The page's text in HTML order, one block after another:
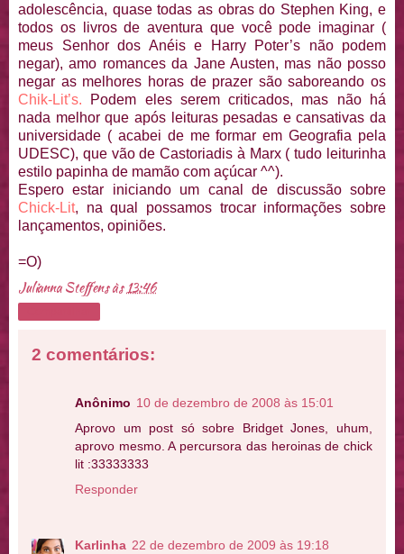
adolescência, quase todas as obras do Stephen King, e
todos os livros de aventura que você pode imaginar (
meus Senhor dos Anéis e Harry Poter’s
não podem
negar), amo romances da Jane Austen, mas não posso
negar as melhores horas de prazer são saboreando os
Chik-Lit’s. Podem eles serem criticados, mas não há
nada melhor que após leituras pesadas e cansativas da
universidade ( acabei de me formar em Geografia pela
UDESC), que vão de Castoriadis à Marx ( tudo leiturinha
estilo papinha de mamão com açúcar ^^).
Espero estar iniciando um canal de discussão sobre
Chick-Lit, na qual possamos trocar informações sobre
lançamentos, opiniões.
=O)
Julianna Steffensàs 13:46
2 comentários:
Anônimo 10 de dezembro de 2008 às 15:01
Aprovo um post só sobre Bridget Jones, uhum,
aprovo mesmo. A percursora das heroinas de chick
lit :33333333
Responder
Karlinha 22 de dezembro de 2009 às 19:18